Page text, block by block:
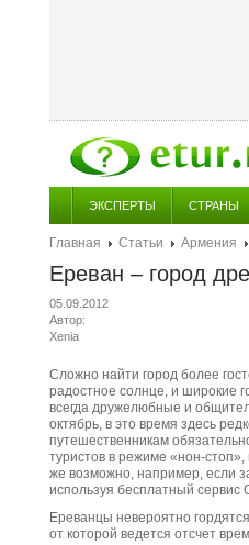
ЭКСПЕРТЫ СТРАНЫ
Главная Статьи Армения
Ереван – город
05.09.2012
Автор:
Xenia
Сложно найти город более
радостное солнце, и широкие
всегда дружелюбные и
октябрь, в это время здесь
путешественникам
туристов в режиме «нон-
же возможно, например, если
используя бесплатный сервис
Ереванцы невероятно
от которой ведется отсчет